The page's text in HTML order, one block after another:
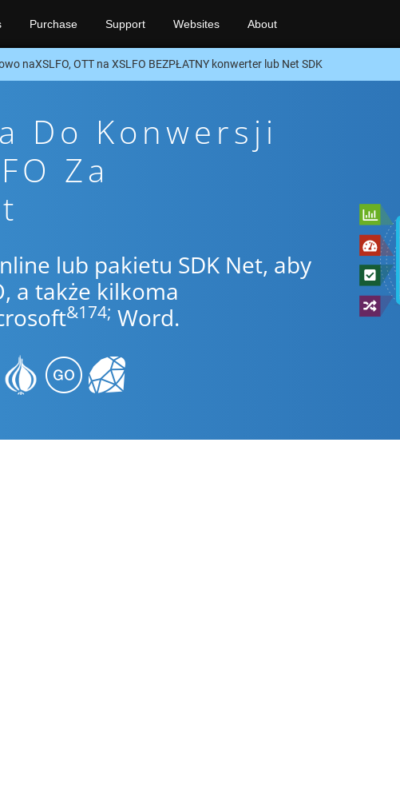
Purchase Support Websites About
naXSLFO, OTT na XSLFO BEZPŁATNY konwerter lub Net SDK
Do Konwersji
Za
lub pakietu SDK Net, aby
a także kilkoma
&174; Word.